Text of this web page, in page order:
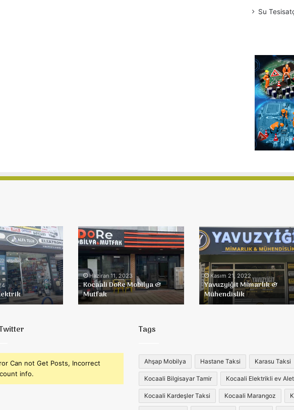
Su
Kocaali
DoRe
MutfakHaziran 11, 2023
Kocaali DoRe Mobilya &
Mutfak
Yavuzyiğit
Mimarlık
&
Mühendislik
Kasım 21, 2022
Yavuzyiğit Mimarlık &
Mühendislik
Can not Get Posts, Incorrect
info.
Tags
Ahşap Mobilya Hastane Taksi Karasu Taksi
Kocaali Bilgisayar Tamir Kocaali Elektrikli ev
Kocaali Kardeşler Taksi Kocaali Marangoz